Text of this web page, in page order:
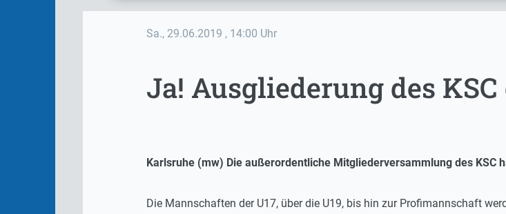
Sa., 29.06.2019 , 14:00 Uhr
Ja! Ausgliederung des
Karlsruhe (mw) Die außerordentliche Mitgliederversammlung des
Die Mannschaften der U17, über die U19, bis hin zur Profimannschaft